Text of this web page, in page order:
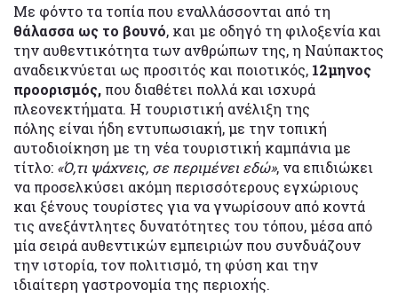
Με φόντο τα τοπία που εναλλάσσονται από τη
θάλασσα ως το βουνό, και με οδηγό τη φιλοξενία και
την αυθεντικότητα των ανθρώπων της, η Ναύπακτος
αναδεικνύεται ως προσιτός και ποιοτικός, 12μηνος
προορισμός, που διαθέτει πολλά και ισχυρά
πλεονεκτήματα. Η τουριστική ανέλιξη της
πόλης είναι ήδη εντυπωσιακή, με την τοπική
αυτοδιοίκηση με τη νέα τουριστική καμπάνια με
τίτλο: «Ό,τι ψάχνεις, σε περιμένει εδώ», να επιδιώκει
να προσελκύσει ακόμη περισσότερους εγχώριους
και ξένους τουρίστες για να γνωρίσουν από κοντά
τις ανεξάντλητες δυνατότητες του τόπου, μέσα από
μία σειρά αυθεντικών εμπειριών που συνδυάζουν
την ιστορία, τον πολιτισμό, τη φύση και την
ιδιαίτερη γαστρονομία της περιοχής.